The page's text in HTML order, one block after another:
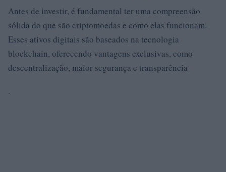
Antes de investir, é fundamental ter uma compreensão
sólida do que são criptomoedas e como elas funcionam.
Esses ativos digitais são baseados na tecnologia
blockchain, oferecendo vantagens exclusivas, como
descentralização, maior segurança e transparência
.